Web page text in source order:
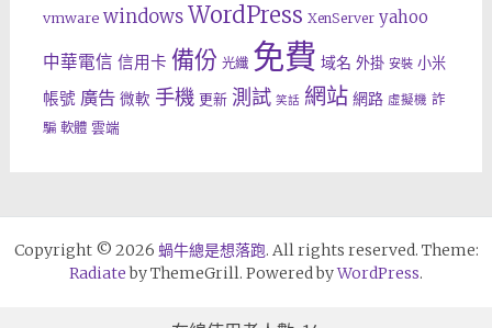
vmware windows WordPress XenServer yahoo
中華電信 信用卡 備份 光纖 免費 域名 外掛 安裝 小米
帳號 廣告 微軟 手機 更新 測試 笑話 網站 網路 虛擬機 詐
騙 軟體 雲端
Copyright © 2026 蝸牛總是想落跑. All rights reserved. Theme:
Radiateby ThemeGrill. Powered byWordPress.